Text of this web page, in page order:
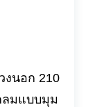
งนอก 210
ลมแบบมุม